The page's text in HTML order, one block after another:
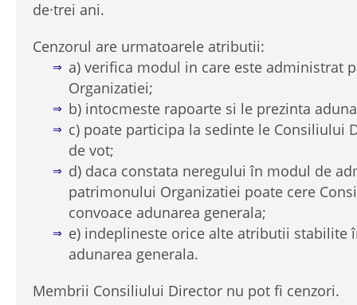
de·trei ani.
Cenzorul are urmatoarele atributii:
a) verifica modul in care este administrat
Organizatiei;
b) intocmeste rapoarte si le prezinta
c) poate participa la sedinte le Consiliului
de vot;
d) daca constata neregului în modul de
patrimonului Organizatiei poate cere
convoace adunarea generala;
e) indeplineste orice alte atributii stabilite
adunarea generala.
Membrii Consiliului Director nu pot fi cenzori.